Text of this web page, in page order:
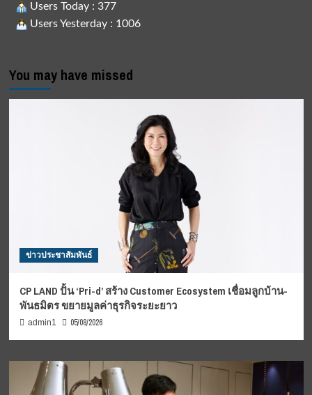
Users Today : 377
Users Yesterday : 1006
You may have missed
ข่าวประชาสัมพันธ์
CP LAND ปั้น ‘Pri-d’ สร้าง Customer Ecosystem เชื่อมลูกบ้าน-
พันธมิตร ขยายมูลค่าธุรกิจระยะยาว
admin1 05/08/2026